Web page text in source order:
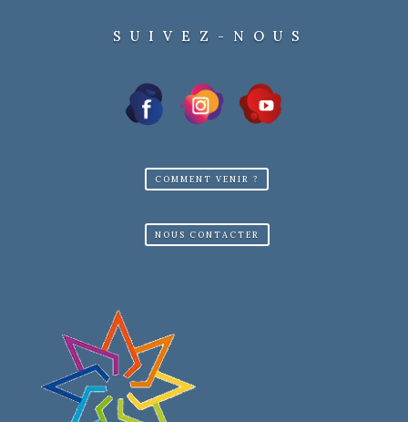
SUIVEZ-NOUS
COMMENT VENIR ?
NOUS CONTACTER